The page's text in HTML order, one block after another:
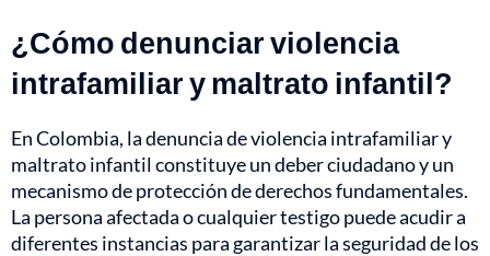
¿Cómo denunciar violencia
intrafamiliar y maltrato infantil?
En Colombia, la denuncia de violencia intrafamiliar y
maltrato infantil constituye un deber ciudadano y un
mecanismo de protección de derechos fundamentales.
La persona afectada o cualquier testigo puede acudir a
diferentes instancias para garantizar la seguridad de los